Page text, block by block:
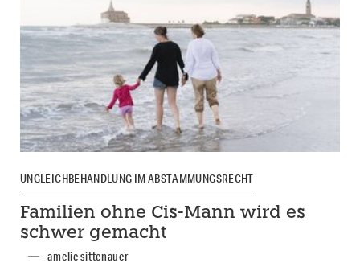
UNGLEICHBEHANDLUNG IM ABSTAMMUNGSRECHT
Familien ohne Cis-Mann wird es
schwer gemacht
amelie sittenauer